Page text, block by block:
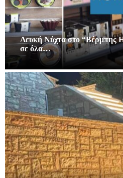
Λευκή Νύχτα στο “Βέρμπης
σε όλα…